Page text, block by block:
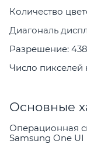
Количество
Диагональ
Разрешение:
Число пикселей
Основные
Операционная
Samsung One UI